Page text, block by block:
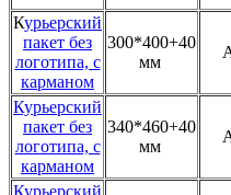
Курьерский
пакет без
логотипа, с
карманом
300*400+40
мм
Курьерский
пакет без
логотипа, с
карманом
340*460+40
мм
Курьерский